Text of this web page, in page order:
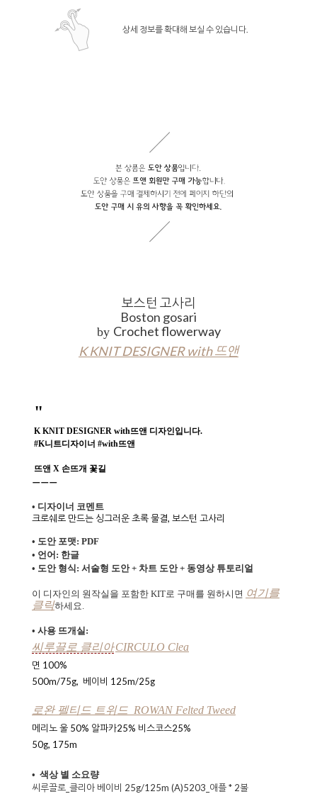
상세 정보를 확대해 보실 수 있습니다.
보스턴 고사리
Boston gosari
by Crochet flowerway
K KNIT DESIGNER with 뜨앤
"
K KNIT DESIGNER with뜨앤 디자인입니다.
#K니트디자이너 #with뜨앤
뜨앤 X 손뜨개 꽃길
ㅡㅡㅡ
• 디자이너 코멘트
크로쉐로 만드는 싱그러운 초록 물결, 보스턴 고사리
• 도안 포맷: PDF
• 언어: 한글
• 도안 형식: 서술형 도안 + 차트 도안 + 동영상 튜토리얼
이 디자인의 원작실을 포함한 KIT로 구매를 원하시면 여기를
클릭하세요.
• 사용 뜨개실:
씨루끌로 클리아CIRCULO Clea
면 100%
500m/75g, 베이비 125m/25g
로완 펠티드 트위드 ROWAN Felted Tweed
메리노 울 50% 알파카25% 비스코스25%
50g, 175m
• 색상 별 소요량
씨루끌로_클리아 베이비 25g/125m (A)5203_애플 * 2볼